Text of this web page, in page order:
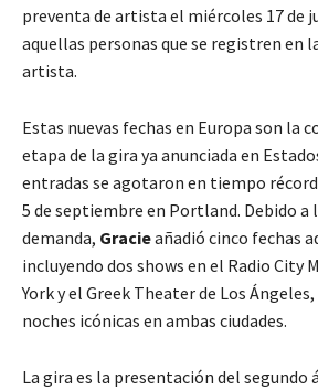
preventa de artista el miércoles 17 de
aquellas personas que se registren en
artista.
Estas nuevas fechas en Europa son la
etapa de la gira ya anunciada en
entradas se agotaron en tiempo
5 de septiembre en Portland. Debido a
demanda, Gracieañadió cinco fechas
incluyendo dos shows en el Radio City
York y el Greek Theater de Los
noches icónicas en ambas ciudades.
La gira es la presentación del segundo